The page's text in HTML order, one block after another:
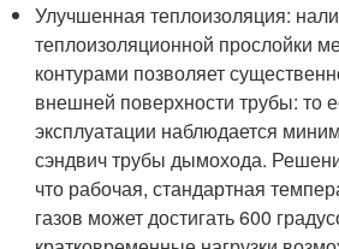
Улучшенная теплоизоляция:
теплоизоляционной прослойки
контурами позволяет
внешней поверхности трубы: то
эксплуатации наблюдается
сэндвич трубы дымохода.
что рабочая, стандартная
газов может достигать 600